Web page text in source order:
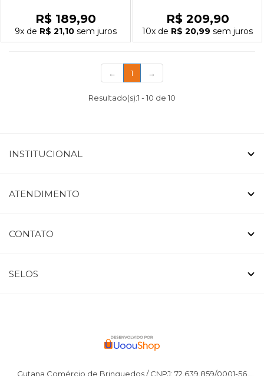
R$ 189,90
9x de R$ 21,10 sem juros
R$ 209,90
10x de R$ 20,99 sem juros
← 1 (current)
→
Resultado(s):1 -10 de 10
INSTITUCIONAL
ATENDIMENTO
CONTATO
SELOS
Gutana Comércio de Brinquedos / CNPJ: 72.639.859/0001-56